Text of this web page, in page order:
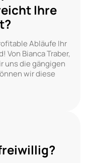
Ihre
Abläufe Ihr
Von Bianca Traber,
uns die gängigen
wir diese